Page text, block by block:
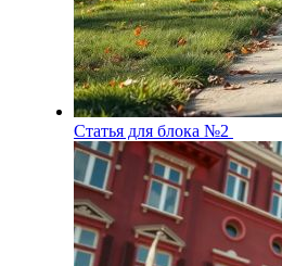
Статья для блока №2